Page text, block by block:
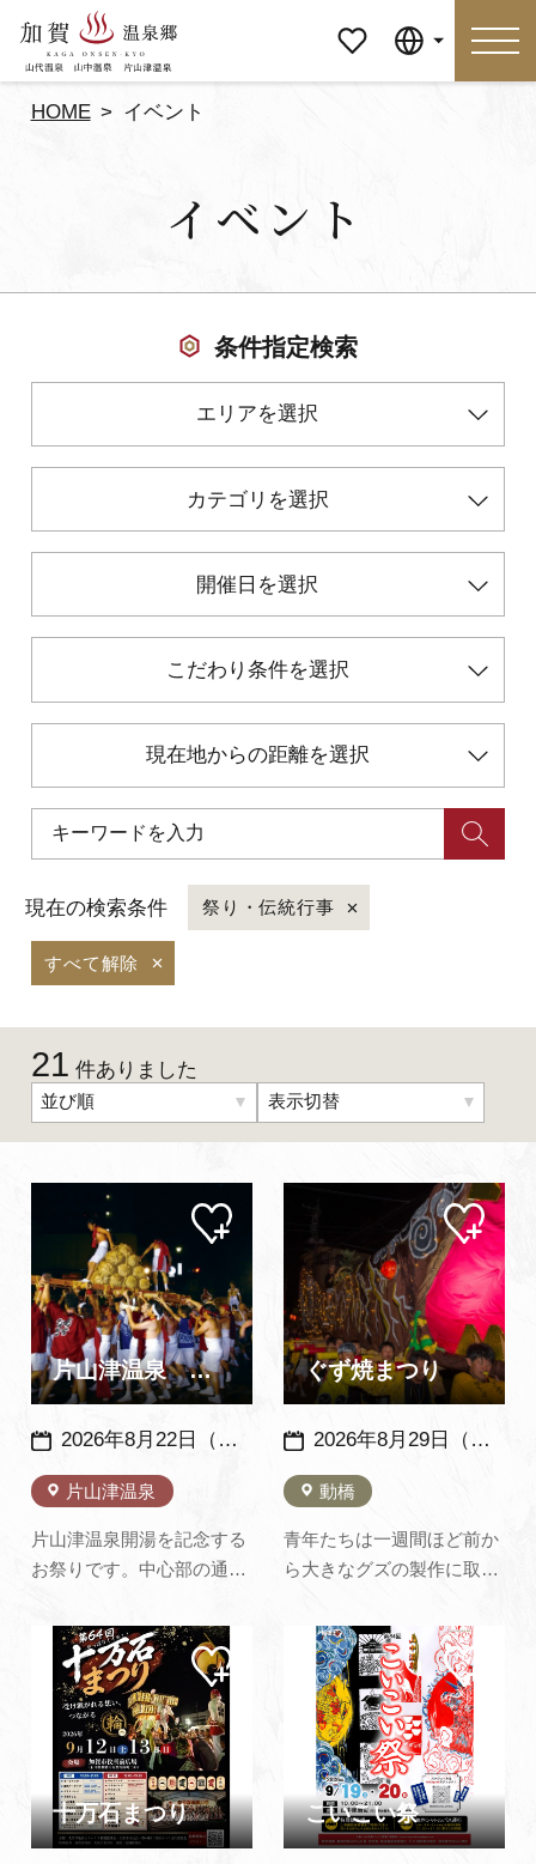
ージ
マイページ
初めての加賀温泉郷
加賀に泊まって！北陸巡り♪
ご当地グルメ
加賀 旅先納税
お知らせ
写真ダウンロード
よくあるご質問・お問い合わせ
HOME イベント
イベント
条件指定検索
エリアを選択
カテゴリを選択
開催日を選択
こだわり条件を選択
現在地からの距離を選択
現在の検索条件 祭り・伝統行事
すべて解除
21 件ありました
並び順 表示切替
片山津温泉 湯のまつり
片山津温泉
2026年8月22日（土）・23日（日）※例年：８月下旬の土日2日間開催
片山津温泉開湯を記念する
お祭りです。中心部の通り
謡ショー、輪踊り大会な
ど、湯のまちならではの華
やかさにあふれていま
す。 特に迫力ある源平勝負
御輿は必見です。※当日は
会場周辺で交通規制があり
ます。
マイ
ペー
追加
ぐず焼まつり
動橋
2026年8月29日（土）・30日（日） 例年：８月下旬の土日２日間開催
青年たちは一週間ほど前か
ら大きなグズの製作に取り
は大きなドンコ（ハゼの一
種で純淡水生の魚）のこと
で、木の枠の上に竹や藁
で、長さ7ｍ～8ｍの巨大グ
ズに仕上げます。夕方にな
ると、白足袋姿の約50～60
人の若衆や少年たちがグズ
をか…
マイ
ペー
ジに
追加
十万石まつり
マイ
ペー
ジに
追加
こいこい祭
マイ
ペー
ジに
追加